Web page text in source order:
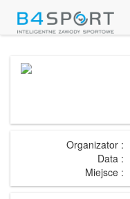
Organizator :
Data :
Miejsce :